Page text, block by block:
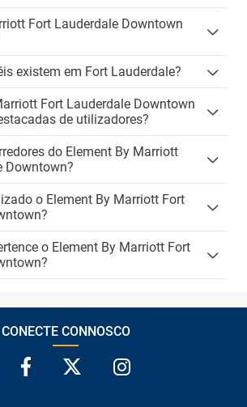
Fort Lauderdale Downtown
existem em Fort Lauderdale?
Fort Lauderdale Downtown
de utilizadores?
do Element By Marriott
Downtown?
o Element By Marriott Fort
o Element By Marriott Fort
CONECTE CONNOSCO